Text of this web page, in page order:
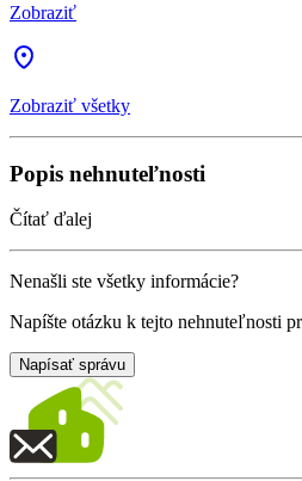
Zobraziť
Zobraziť všetky
Popis nehnuteľnosti
Čítať ďalej
Nenašli ste všetky informácie?
Napíšte otázku k tejto nehnuteľnosti
Napísať správu